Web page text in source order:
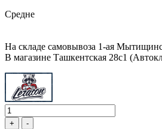
Средне
На складе самовывоза 1-ая
В магазине Ташкентская 28с1